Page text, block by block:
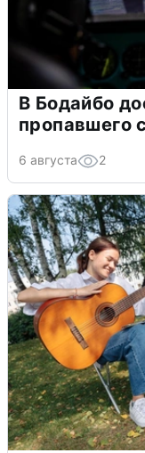
В Бодайбо
пропавшего
6 августа 2